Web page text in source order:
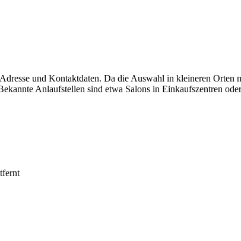
und Kontaktdaten. Da die Auswahl in kleineren
Anlaufstellen sind etwa Salons in Einkaufszentren